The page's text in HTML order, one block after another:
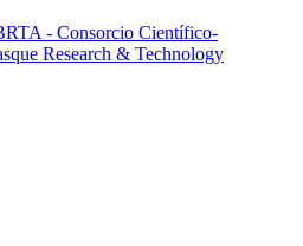
- Consorcio Científico-
Research & Technology